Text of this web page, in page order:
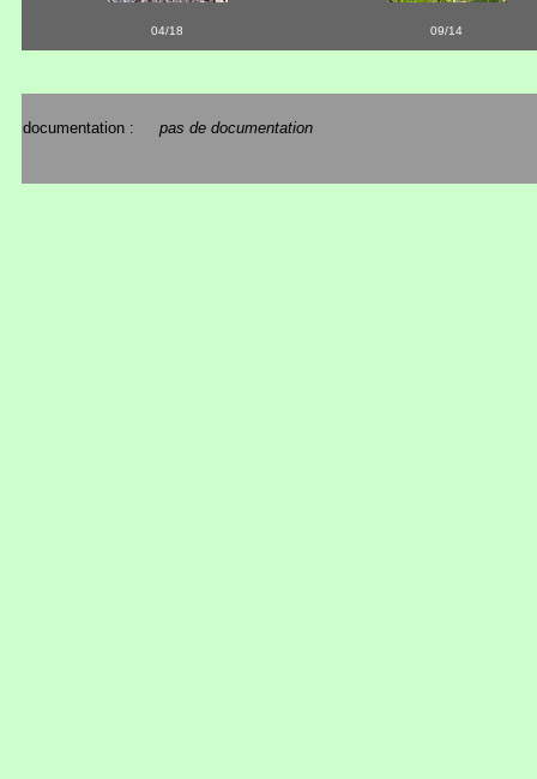
04/18 09/14
documentation : pas de documentation